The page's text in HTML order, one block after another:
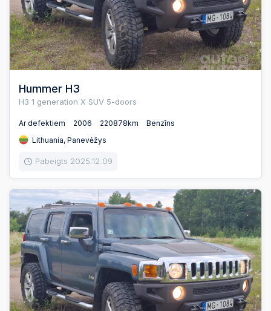
Hummer H3
H3 1 generation X SUV 5-doors
Ar defektiem 2006 220878km
Benzīns
Lithuania, Panevėžys
Pabeigts 2025.12.09